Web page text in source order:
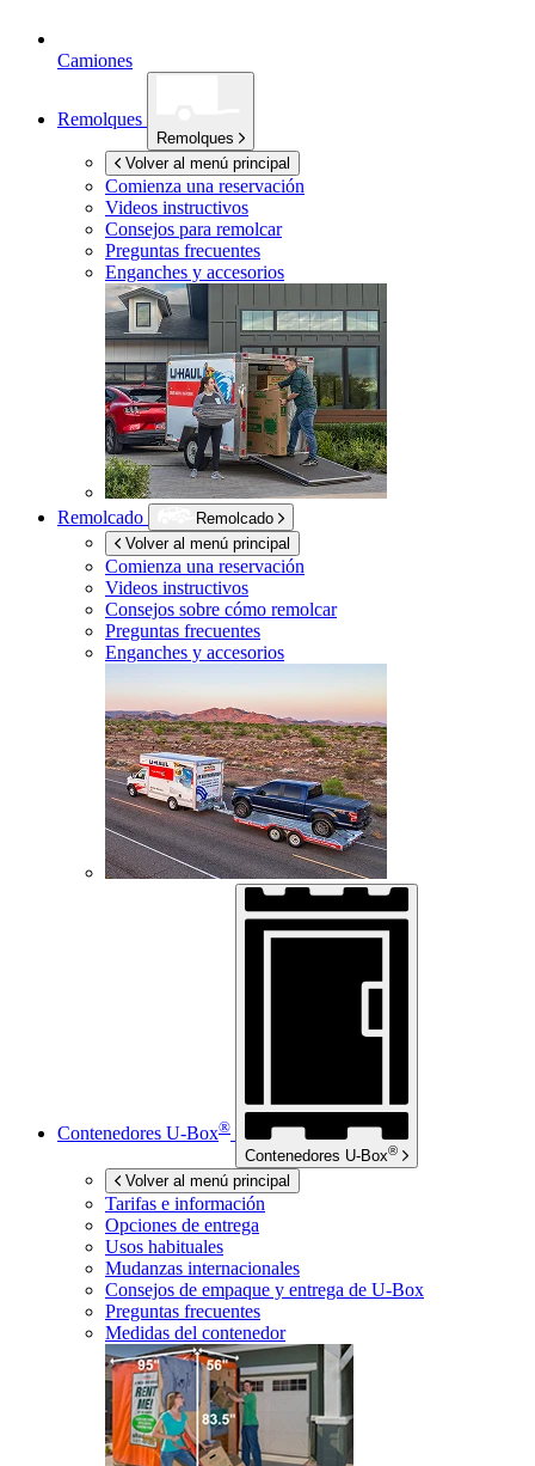
Camiones
Remolques
Remolques
Volver al menú principal
Comienza una reservación
Videos instructivos
Consejos para remolcar
Preguntas frecuentes
Enganches y accesorios
Remolcado
Remolcado
Volver al menú principal
Comienza una reservación
Videos instructivos
Consejos sobre cómo remolcar
Preguntas frecuentes
Enganches y accesorios
Contenedores U-Box®
Contenedores U-Box®
Volver al menú principal
Tarifas e información
Opciones de entrega
Usos habituales
Mudanzas internacionales
Consejos de empaque y entrega de U-Box
Preguntas frecuentes
Medidas del contenedor